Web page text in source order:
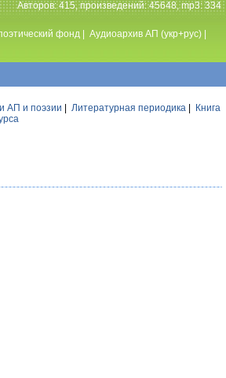
Авторов: 415, произведений: 45648, mp3: 334
фонд Аудиоархив АП (укр+рус)
АП и поэзии Литературная периодика
Книга